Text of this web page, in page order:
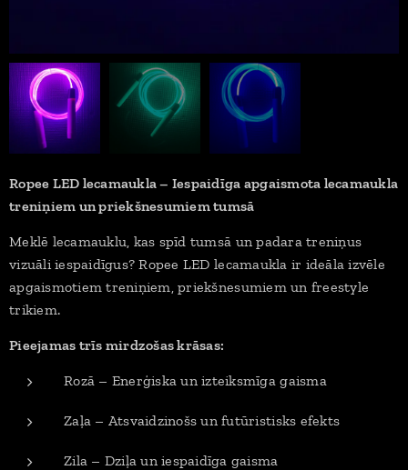
Ropee LED lecamaukla – Iespaidīga apgaismota lecamaukla
treniņiem un priekšnesumiem tumsā
Meklē lecamauklu, kas spīd tumsā un padara treniņus
vizuāli iespaidīgus? Ropee LED lecamaukla ir ideāla izvēle
apgaismotiem treniņiem, priekšnesumiem un freestyle
trikiem.
Pieejamas trīs mirdzošas krāsas:
Rozā – Enerģiska un izteiksmīga gaisma
Zaļa – Atsvaidzinošs un futūristisks efekts
Zila – Dziļa un iespaidīga gaisma